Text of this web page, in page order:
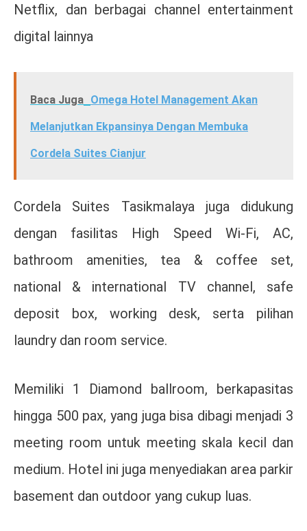
Netflix, dan berbagai channel entertainment
digital lainnya
Baca Juga Omega Hotel Management Akan
Melanjutkan Ekpansinya Dengan Membuka
Cordela Suites Cianjur
Cordela Suites Tasikmalaya juga didukung
dengan fasilitas High Speed Wi-Fi, AC,
bathroom amenities, tea & coffee set,
national & international TV channel, safe
deposit box, working desk, serta pilihan
laundry dan room service.
Memiliki 1 Diamond ballroom, berkapasitas
hingga 500 pax, yang juga bisa dibagi menjadi 3
meeting room untuk meeting skala kecil dan
medium. Hotel ini juga menyediakan area parkir
basement dan outdoor yang cukup luas.